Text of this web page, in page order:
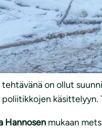
Harri Höltän
tilaa parantavia
Esimerkiksi uusien
Hölttä sanoo.
on ollut
Hannosen mukaan